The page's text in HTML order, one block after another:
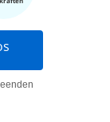
Die
Wörter